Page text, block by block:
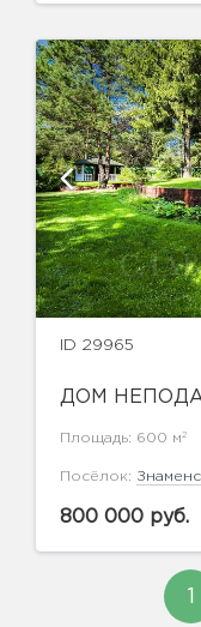
ID 29965
ДОМ
Площадь: 600 м 2
Посёлок:
800 000 руб.